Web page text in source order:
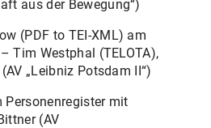
aus der Bewegung“)
(PDF to TEI-XML) am
Tim Westphal (TELOTA),
„Leibniz Potsdam II“)
mit
(AV